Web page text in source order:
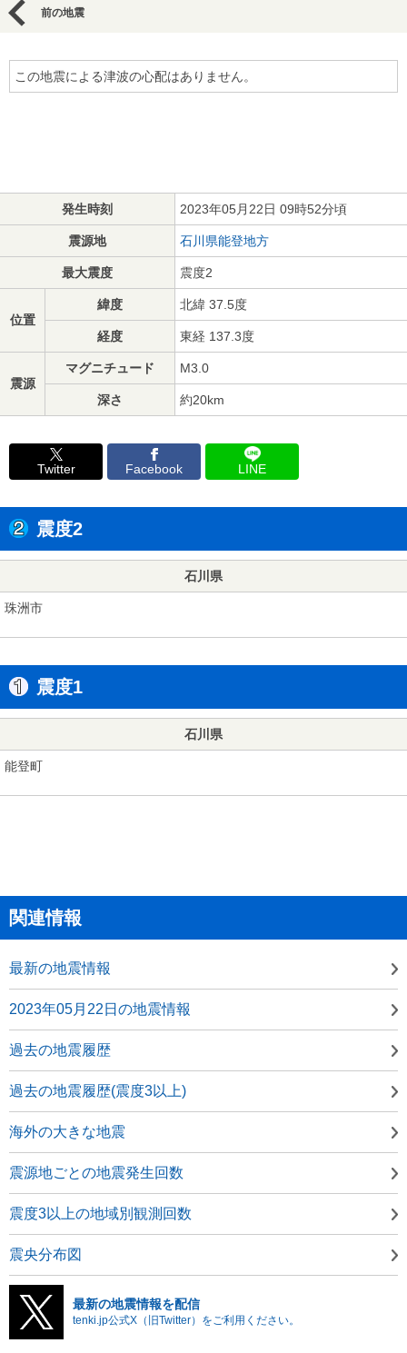
前の地震
この地震による津波の心配はありません。
発生時刻 2023年05月22日 09時52分頃
震源地 石川県能登地方
最大震度 震度2
位置
緯度 北緯 37.5度
経度 東経 137.3度
震源
マグニチュード M3.0
深さ 約20km
Twitter Facebook LINE
震度2
石川県
珠洲市
震度1
石川県
能登町
関連情報
最新の地震情報
2023年05月22日の地震情報
過去の地震履歴
過去の地震履歴(震度3以上)
海外の大きな地震
震源地ごとの地震発生回数
震度3以上の地域別観測回数
震央分布図
最新の地震情報を配信
tenki.jp公式X（旧Twitter）をご利用ください。